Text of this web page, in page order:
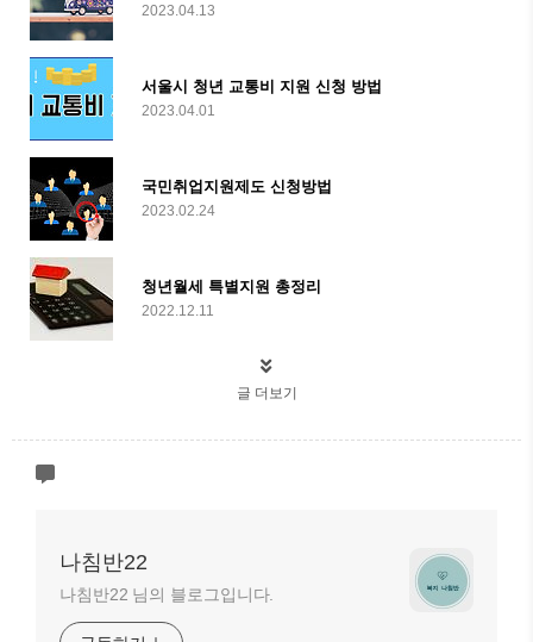
2023.04.13
서울시 청년 교통비 지원 신청 방법
2023.04.01
국민취업지원제도 신청방법
2023.02.24
청년월세 특별지원 총정리
2022.12.11
글 더보기
나침반22
나침반22 님의 블로그입니다.